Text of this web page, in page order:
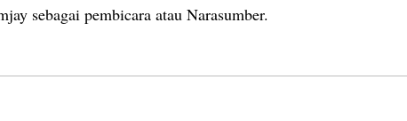
sebagai pembicara atau Narasumber.